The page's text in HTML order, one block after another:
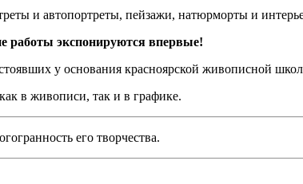
и автопортреты, пейзажи, натюрморты и
работы экспонируются впервые!
у основания красноярской живописной
в живописи, так и в графике.
его творчества.